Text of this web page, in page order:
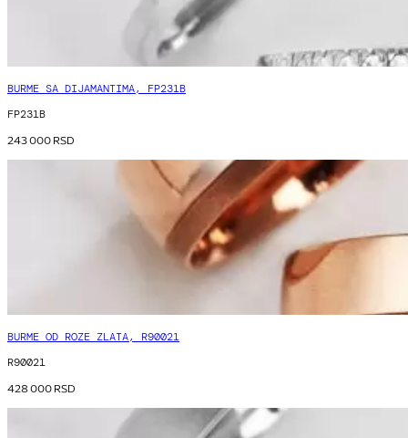
BURME SA DIJAMANTIMA, FP231B
FP231B
243 000RSD
BURME OD ROZE ZLATA, R90021
R90021
428 000RSD